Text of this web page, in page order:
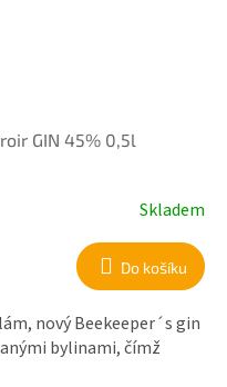
GIN 45% 0,5l
Skladem
Do košíku
nový Beekeeper´s gin
bylinami, čímž